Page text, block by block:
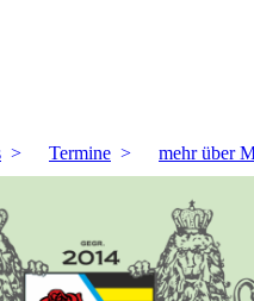
Termine mehr über